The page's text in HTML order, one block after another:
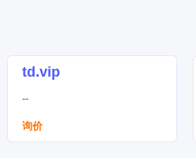
td.vip
--
询价